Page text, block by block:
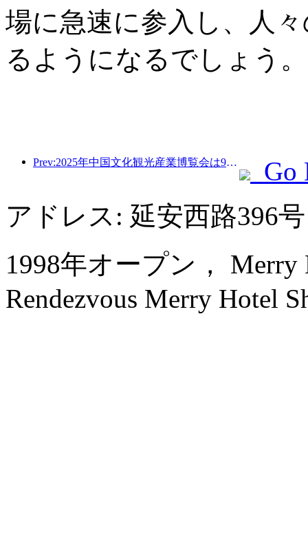
場に急速に参入し、人
るようになるでしょう。
Prev:2025年中国文化観光産業博覧会は9月12日から14日まで武漢で開催される。
Go
アドレス: 延安西路396
1998年オープン， Merry
Rendezvous Merry Hotel